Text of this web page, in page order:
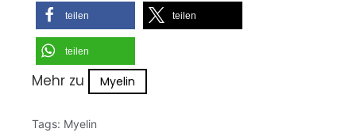
teilen teilen
teilen
Mehr zu Myelin
Tags: Myelin